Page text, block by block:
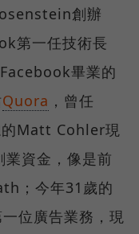
創辦
第一任技術長
畢業的
Quora ，曾任
Matt Cohler現
資金，像是前
；今年31歲的
位廣告業務，現